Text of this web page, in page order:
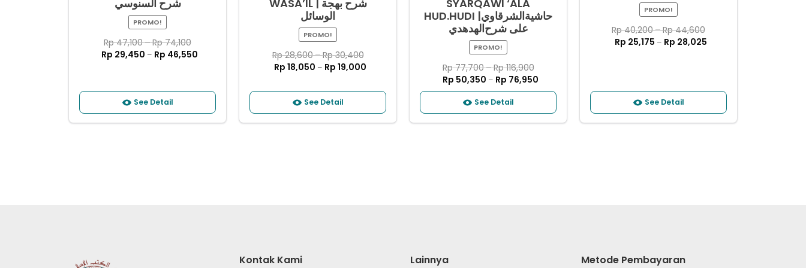
شرح ﺍﻟﺴﻨﻮﺳﻲ
PROMO!
Rp47,100–Rp74,100
Rp 29,450 – Rp 46,550
See Detail
WASA’IL | شرح ﺑﻬﺠﺔ
ﺍﻟﻮﺳﺎﺋﻞ
PROMO!
Rp28,600–Rp30,400
Rp 18,050 – Rp 19,000
See Detail
SYARQAWI ‘ALA
HUD.HUDI |ﺣﺎﺷﻴﺔﺍﻟﺸﺮﻗﺎﻭﻱ
ﻋﻠﻰ ﺷﺮﺡﺍﻟﻬﺪﻫﺪﻱ
PROMO!
Rp77,700–Rp116,900
Rp 50,350 – Rp 76,950
See Detail
PROMO!
Rp40,200–Rp44,600
Rp 25,175 – Rp 28,025
See Detail
Kontak Kami Lainnya Metode Pembayaran